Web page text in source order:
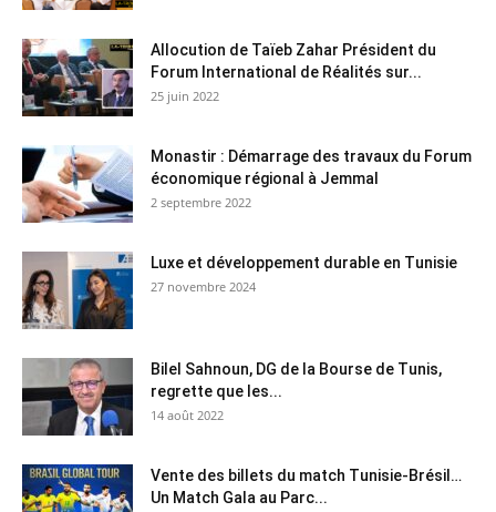
Allocution de Taïeb Zahar Président du
Forum International de Réalités sur...
25 juin 2022
Monastir : Démarrage des travaux du Forum
économique régional à Jemmal
2 septembre 2022
Luxe et développement durable en Tunisie
27 novembre 2024
Bilel Sahnoun, DG de la Bourse de Tunis,
regrette que les...
14 août 2022
Vente des billets du match Tunisie-Brésil…
Un Match Gala au Parc...